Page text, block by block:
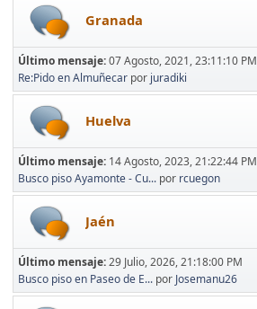
Granada
Último mensaje:07 Agosto, 2021, 23:11:10 PM
Re:Pido en Almuñecar por juradiki
Huelva
Último mensaje: 14 Agosto, 2023, 21:22:44 PM
Busco piso Ayamonte - Cu... por rcuegon
Jaén
Último mensaje:29 Julio, 2026, 21:18:00 PM
Busco piso en Paseo de E... por Josemanu26